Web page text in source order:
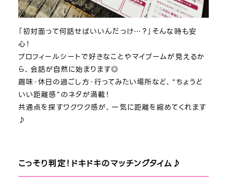
「初対面って何話せばいいんだっけ…？」そんな時も安
心！
プロフィールシートで好きなことやマイブームが見えるか
ら、会話が自然に始まります◎
趣味・休日の過ごし方・行ってみたい場所など、“ちょうど
いい距離感”のネタが満載！
共通点を探すワクワク感が、一気に距離を縮めてくれます
♪
こっそり判定！ドキドキのマッチングタイム♪